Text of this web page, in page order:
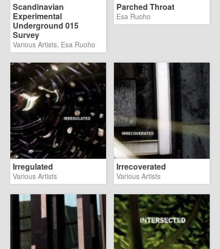
Scandinavian
Experimental
Underground 015
Survey
Various Artists, Esa Ruoho
Parched Throat
Esa Ruoho
Irregulated
Various Artists
Irrecoverated
Various Artists